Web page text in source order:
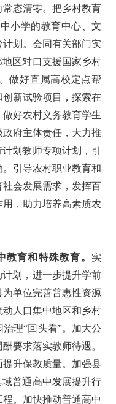
态清零。把乡村教育
小学的教育中心、文
划。会同有关部门实
区对口支援国家乡村
做好直属高校定点帮
新试验项目，探索在
好农村义务教育学生
府主体责任，大力推
划教师专项计划，引
引导农村职业教育和
会发展需求，发挥百
，助力培养高素质农
教育和特殊教育。 实
划，进一步提升学前
单位完善普惠性资源
人口集中地区和乡村
理“回头看”。加大公
要求落实教师待遇。
升保教质量。加强县
普通高中发展提升行
。加快推动普通高中